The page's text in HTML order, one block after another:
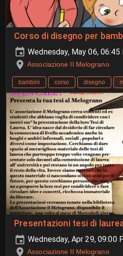
Corso di disegno per
Wednesday, May 06,
Associazione Il Melograno
bambini corso disegno
Presentazioni tesi di
Wednesday, Apr 29, 09:00
Associazione Il Melograno